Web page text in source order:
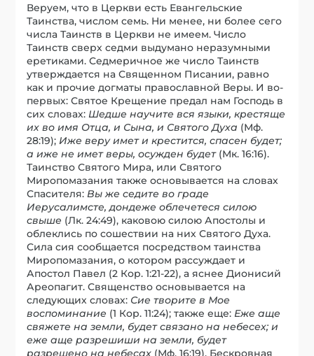
Веруем, что в Церкви есть Евангельские
Таинства, числом семь. Ни менее, ни более сего
числа Таинств в Церкви не имеем. Число
Таинств сверх седми выдумано неразумными
еретиками. Седмеричное же число Таинств
утверждается на Священном Писании, равно
как и прочие догматы православной Веры. И во-
первых: Святое Крещение предал нам Господь в
сих словах: Шедше научите вся языки, крестяще
их во имя Отца, и Сына, и Святого Духа (Мф.
28:19); Иже веру имет и крестится, спасен будет;
а иже не имет веры, осужден будет(Мк. 16:16).
Таинство Святого Мира, или Святого
Миропомазания также основывается на словах
Спасителя:Вы же седите во граде
Иерусалимсте, дондеже облечетеся силою
свыше (Лк. 24:49), каковою силою Апостолы и
облеклись по сошествии на них Святого Духа.
Сила сия сообщается посредством таинства
Миропомазания, о котором рассуждает и
Апостол Павел (2 Кор. 1:21-22), а яснее Дионисий
Ареопагит. Священство основывается на
следующих словах: Сие творите в Мое
воспоминание (1 Кор. 11:24); также еще: Еже аще
свяжете на земли, будет связано на небесех; и
еже аще разрешиши на земли, будет
разрешено на небесах (Мф. 16:19). Бескровная